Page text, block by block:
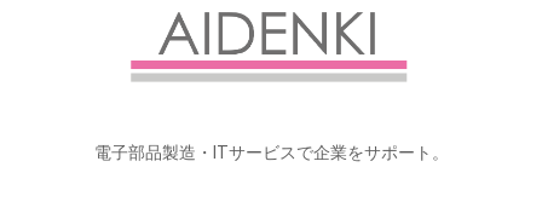
電子部品製造・ITサービスで企業をサポート。